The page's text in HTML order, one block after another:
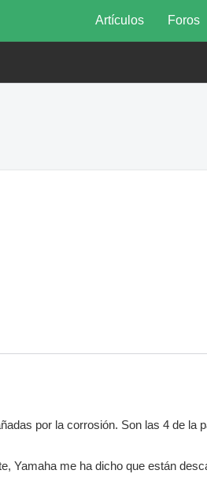
Artículos Foros
por la corrosión. Son las 4 de la
Yamaha me ha dicho que están